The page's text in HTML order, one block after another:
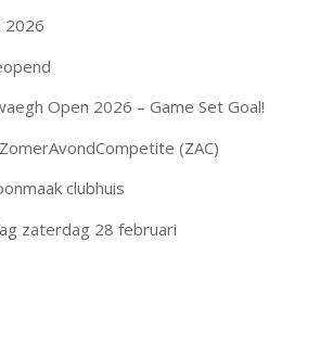
2026
Open 2026 – Game Set Goal!
(ZAC)
clubhuis
zaterdag 28 februari